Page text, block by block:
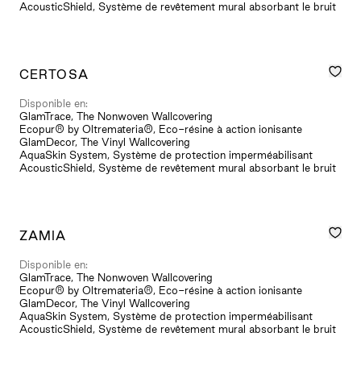
AcousticShield, Système de revêtement mural absorbant le bruit
CERTOSA
Disponible en:
GlamTrace, The Nonwoven Wallcovering
Ecopur® by Oltremateria®, Eco-résine à action ionisante
GlamDecor, The Vinyl Wallcovering
AquaSkin System, Système de protection imperméabilisant
AcousticShield, Système de revêtement mural absorbant le bruit
ZAMIA
Disponible en:
GlamTrace, The Nonwoven Wallcovering
Ecopur® by Oltremateria®, Eco-résine à action ionisante
GlamDecor, The Vinyl Wallcovering
AquaSkin System, Système de protection imperméabilisant
AcousticShield, Système de revêtement mural absorbant le bruit